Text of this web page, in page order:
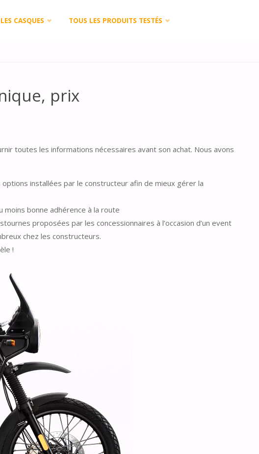
CASQUES TOUS LES PRODUITS TESTÉS
prix
toutes les informations nécessaires avant son achat. Nous avons
installées par le constructeur afin de mieux gérer la
moins bonne adhérence à la route
proposées par les concessionnaires à l’occasion d’un event
chez les constructeurs.
!